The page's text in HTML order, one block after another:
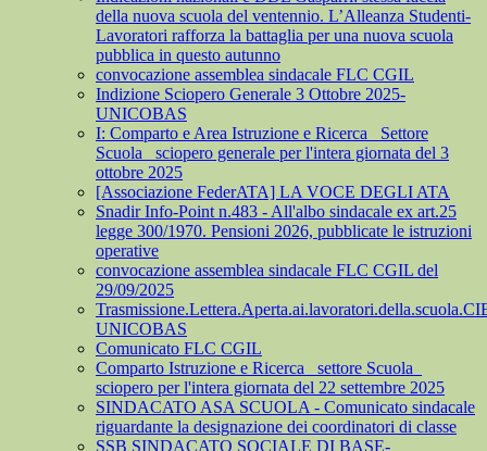
della nuova scuola del ventennio. L’Alleanza Studenti-
Lavoratori rafforza la battaglia per una nuova scuola
pubblica in questo autunno
convocazione assemblea sindacale FLC CGIL
Indizione Sciopero Generale 3 Ottobre 2025-
UNICOBAS
I: Comparto e Area Istruzione e Ricerca_ Settore
Scuola_ sciopero generale per l'intera giornata del 3
ottobre 2025
[Associazione FederATA] LA VOCE DEGLI ATA
Snadir Info-Point n.483 - All'albo sindacale ex art.25
legge 300/1970. Pensioni 2026, pubblicate le istruzioni
operative
convocazione assemblea sindacale FLC CGIL del
29/09/2025
UNICOBAS
Comunicato FLC CGIL
Comparto Istruzione e Ricerca_ settore Scuola_
sciopero per l'intera giornata del 22 settembre 2025
SINDACATO ASA SCUOLA - Comunicato sindacale
riguardante la designazione dei coordinatori di classe
SSB SINDACATO SOCIALE DI BASE-